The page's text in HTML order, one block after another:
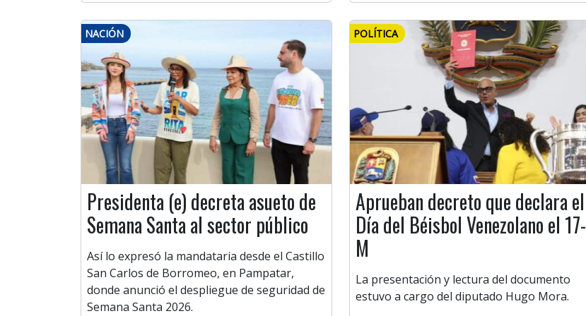
NACIÓN
Presidenta (e) decreta asueto de
Semana Santa al sector público
Así lo expresó la mandataria desde el Castillo
San Carlos de Borromeo, en Pampatar,
donde anunció el despliegue de seguridad de
Semana Santa 2026.
POLÍTICA
Aprueban decreto que declara el
Día del Béisbol Venezolano el 17-
M
La presentación y lectura del documento
estuvo a cargo del diputado Hugo Mora.